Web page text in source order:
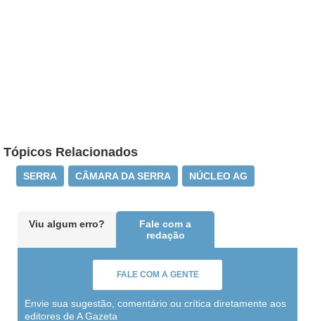
Tópicos Relacionados
SERRA CÂMARA DA SERRA NÚCLEO AG
Viu algum erro?
Fale com a
redação
FALE COM A GENTE
Envie sua sugestão, comentário ou crítica diretamente aos
editores de A Gazeta